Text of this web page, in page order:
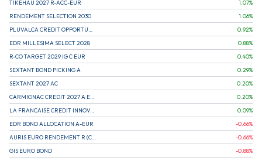
TIKEHAU 2027 R-ACC-EUR
1.07%
RENDEMENT SELECTION 2030
1.06%
0.92%
EDR MILLESIMA SELECT 2028
0.88%
R-CO TARGET 2029 IG C EUR
0.40%
SEXTANT BOND PICKING A
0.29%
SEXTANT 2027 AC
0.20%
0.20%
LA FRANCAISE CREDIT INNOVATION
0.09%
EDR BOND ALLOCATION A-EUR
-0.66%
-0.66%
GIS EURO BOND
-0.88%